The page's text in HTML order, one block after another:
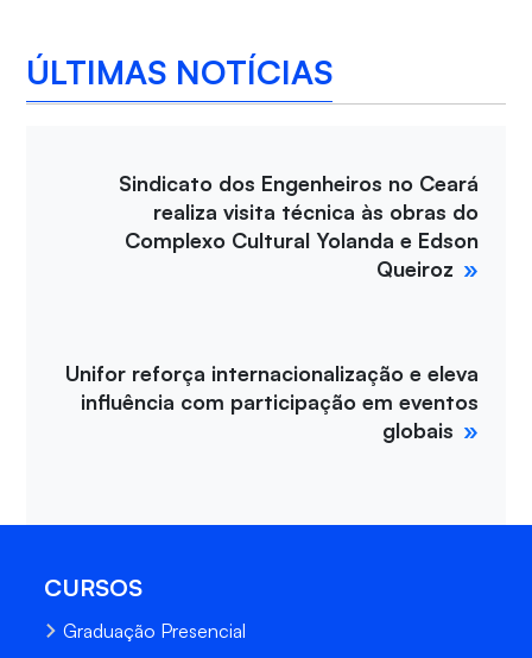
ÚLTIMAS NOTÍCIAS
Sindicato dos Engenheiros no Ceará
realiza visita técnica às obras do
Complexo Cultural Yolanda e Edson
Queiroz
Unifor reforça internacionalização e eleva
influência com participação em eventos
globais
CURSOS
Graduação Presencial